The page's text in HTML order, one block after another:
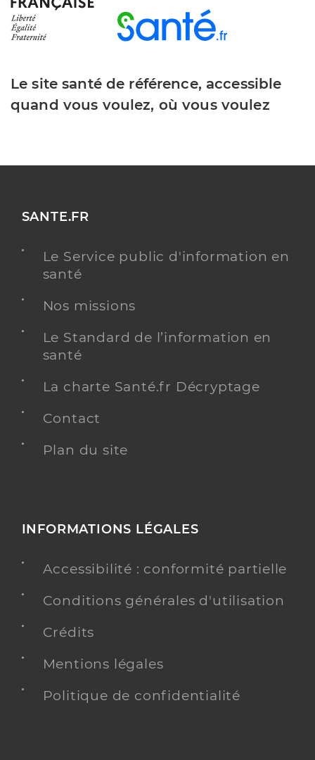
Le site santé de référence, accessible
quand vous voulez, où vous voulez
SANTE.FR
Le Service public d'information en
santé
Nos missions
Le Standard de l’information en
santé
La charte Santé.fr Décryptage
Contact
Plan du site
INFORMATIONS LÉGALES
Accessibilité : conformité partielle
Conditions générales d'utilisation
Crédits
Mentions légales
Politique de confidentialité